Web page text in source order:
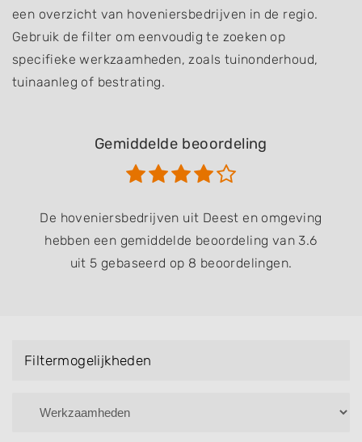
een overzicht van hoveniersbedrijven in de regio.
Gebruik de filter om eenvoudig te zoeken op
specifieke werkzaamheden, zoals tuinonderhoud,
tuinaanleg of bestrating.
Gemiddelde beoordeling
De hoveniersbedrijven uit Deest en omgeving
hebben een gemiddelde beoordeling van 3.6
uit 5 gebaseerd op 8 beoordelingen.
Filtermogelijkheden